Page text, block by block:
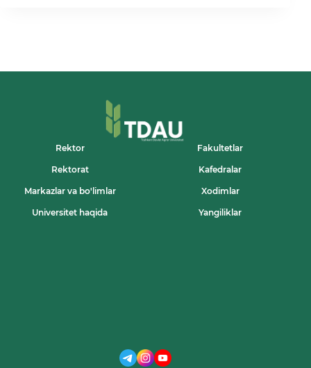
Rektor Fakultetlar
Rektorat Kafedralar
Markazlar va bo'limlar Xodimlar
Universitet haqida Yangiliklar